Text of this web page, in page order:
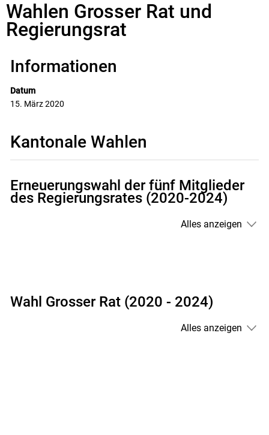
Wahlen Grosser Rat und
Regierungsrat
Informationen
Datum
15. März 2020
Kantonale Wahlen
Erneuerungswahl der fünf Mitglieder
des Regierungsrates (2020-2024)
Alles anzeigen
Wahl Grosser Rat (2020 - 2024)
Alles anzeigen